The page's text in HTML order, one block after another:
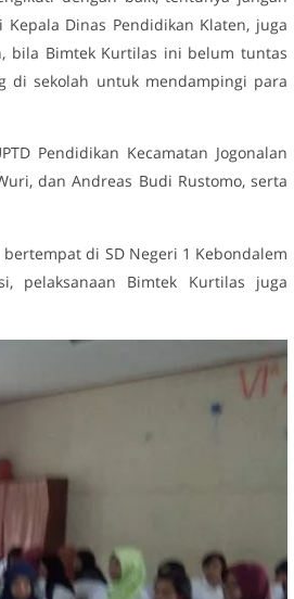
Dinas Pendidikan Klaten, juga
bila Bimtek Kurtilas ini belum tuntas
di sekolah untuk mendampingi para
Pendidikan Kecamatan Jogonalan
dan Andreas Budi Rustomo, serta
di SD Negeri 1 Kebondalem
pelaksanaan Bimtek Kurtilas juga